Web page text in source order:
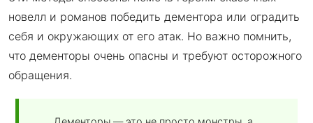
новелл и романов победить дементора или оградить
себя и окружающих от его атак. Но важно помнить,
что дементоры очень опасны и требуют осторожного
обращения.